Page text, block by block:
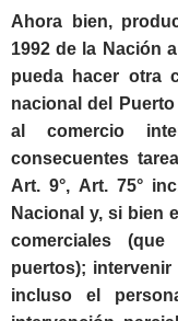
Ahora bien,
1992 de la Nación
pueda hacer otra
nacional del
al comercio
consecuentes
Art. 9°, Art. 75°
Nacional y, si bien
comerciales
puertos);
incluso el